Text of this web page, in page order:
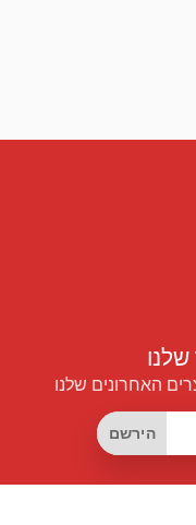
האחרונים שלנו
הירשם